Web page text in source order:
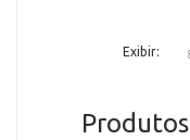
Exibir: